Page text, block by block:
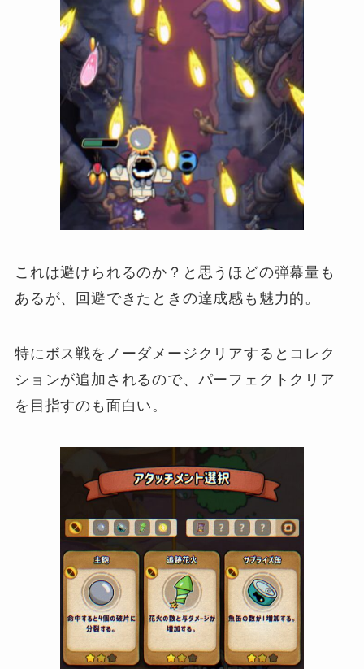
これは避けられるのか？と思うほどの弾幕量も
あるが、回避できたときの達成感も魅力的。
特にボス戦をノーダメージクリアするとコレク
ションが追加されるので、パーフェクトクリア
を目指すのも面白い。